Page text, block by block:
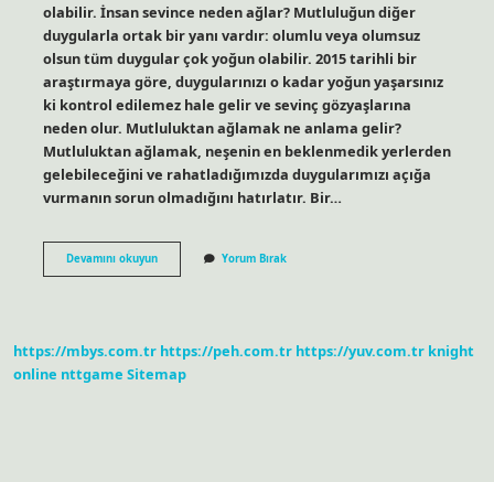
olabilir. İnsan sevince neden ağlar? Mutluluğun diğer
duygularla ortak bir yanı vardır: olumlu veya olumsuz
olsun tüm duygular çok yoğun olabilir. 2015 tarihli bir
araştırmaya göre, duygularınızı o kadar yoğun yaşarsınız
ki kontrol edilemez hale gelir ve sevinç gözyaşlarına
neden olur. Mutluluktan ağlamak ne anlama gelir?
Mutluluktan ağlamak, neşenin en beklenmedik yerlerden
gelebileceğini ve rahatladığımızda duygularımızı açığa
vurmanın sorun olmadığını hatırlatır. Bir…
Devamını okuyunMutluluktan
Neden
Yorum Bırak
https://mbys.com.tr https://peh.com.tr https://yuv.com.tr knight
online nttgame Sitemap